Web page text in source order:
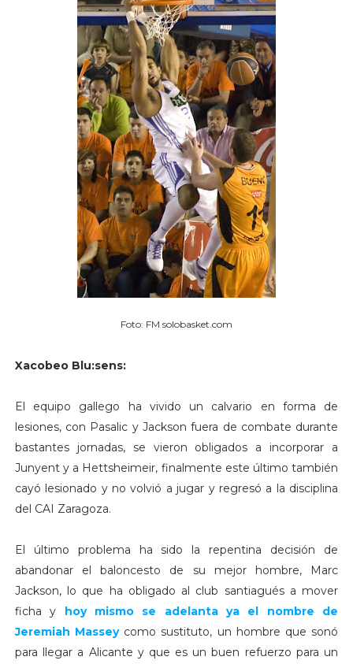
Foto: FM solobasket.com
Xacobeo Blu:sens:
El equipo gallego ha vivido un calvario en forma de
lesiones, con Pasalic y Jackson fuera de combate durante
bastantes jornadas, se vieron obligados a incorporar a
Junyent y a Hettsheimeir, finalmente este último también
cayó lesionado y no volvió a jugar y regresó a la disciplina
del CAI Zaragoza.
El último problema ha sido la repentina decisión de
abandonar el baloncesto de su mejor hombre, Marc
Jackson, lo que ha obligado al club santiagués a mover
ficha y hoy mismo se adelanta ya el nombre de
Jeremiah Masseycomo sustituto, un hombre que sonó
para llegar a Alicante y que es un buen refuerzo para un